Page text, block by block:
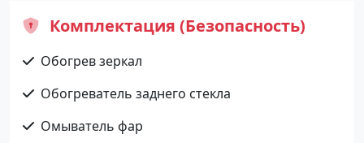
Комплектация (Безопасность)
Обогрев зеркал
Обогреватель заднего стекла
Омыватель фар